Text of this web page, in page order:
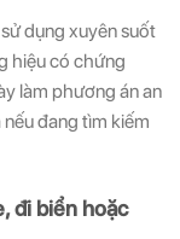
dụng xuyên suốt
hiệu có chứng
làm phương án an
đang tìm kiếm
đi biển hoặc